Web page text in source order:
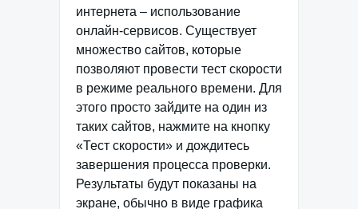
интернета – использование
онлайн-сервисов. Существует
множество сайтов, которые
позволяют провести тест скорости
в режиме реального времени. Для
этого просто зайдите на один из
таких сайтов, нажмите на кнопку
«Тест скорости» и дождитесь
завершения процесса проверки.
Результаты будут показаны на
экране, обычно в виде графика